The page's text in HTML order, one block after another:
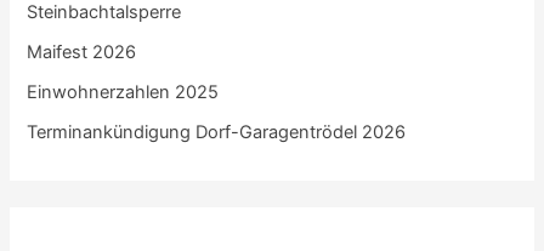
Steinbachtalsperre
Maifest 2026
Einwohnerzahlen 2025
Terminankündigung Dorf-Garagentrödel 2026